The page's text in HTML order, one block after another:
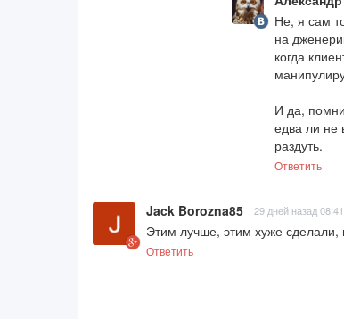
Не, я сам
на
когда
И да,
едва ли не
раздуть.
Ответить
Jack Borozna85 29 дней назад 08:41
Этим лучше, этим хуже сделали,
Ответить